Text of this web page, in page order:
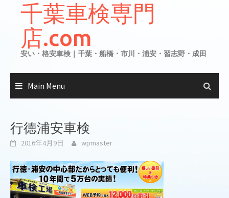
content千葉車検専門
店.com
安い・格安車検｜千葉・船橋・市川・浦安・習志野・成田
Main Menu
行徳浦安車検
2016年4月9日 wpmaster